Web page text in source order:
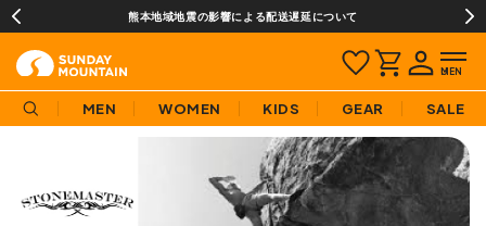
熊本地域地震の影響による配送遅延について
MEN WOMEN KIDS GEAR SALE